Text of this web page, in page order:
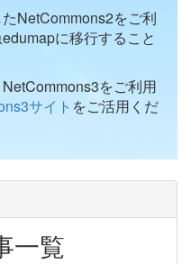
NetCommons2をご利
に移行すること
をご利用
サイト をご活用くだ
一覧